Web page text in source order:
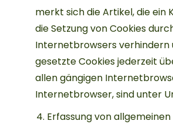
merkt sich die Artikel, die ein
die Setzung von Cookies
Internetbrowsers verhindern
gesetzte Cookies jederzeit
allen gängigen
Internetbrowser, sind unter
Erfassung von